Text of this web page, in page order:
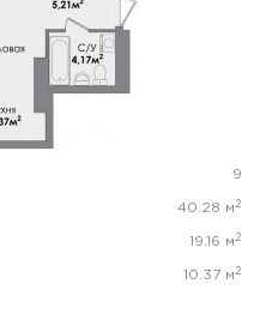
9
40.28 м 2
19.16 м 2
10.37 м 2
Отмена